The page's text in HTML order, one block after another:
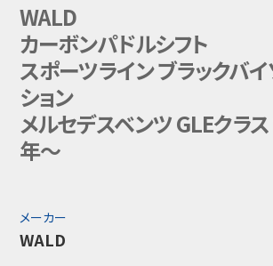
WALD
カーボンパドルシフト
スポーツライン ブラックバイ
ション
メルセデスベンツ GLEクラ
年～
メーカー
WALD